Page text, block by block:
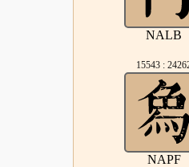
NALB
15543 :
NAPF